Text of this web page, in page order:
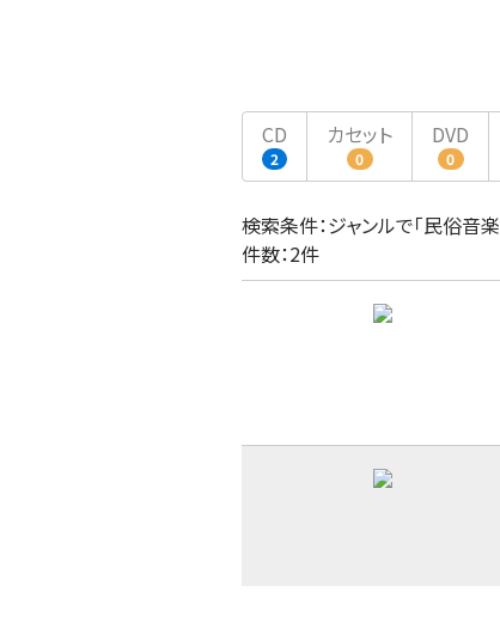
CD
2
カセット
0
DVD
0
検索条件：ジャンルで「民俗音
件数：2件